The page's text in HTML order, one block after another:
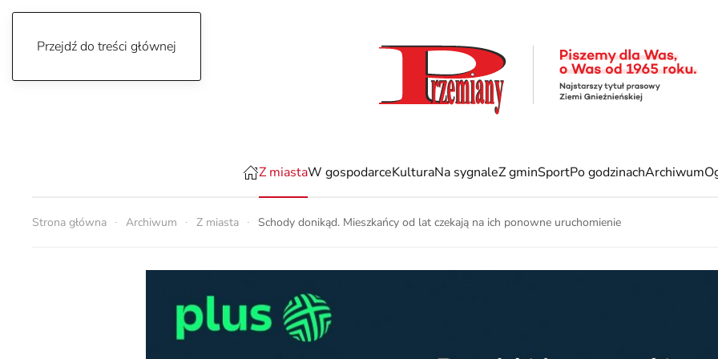
Przejdź do treści głównej
Z miastaW gospodarceKulturaNa sygnaleZ gminSportPo godzinachArchiwum
Strona główna Archiwum Z miasta Schody donikąd. Mieszkańcy od lat czekają na ich ponowne uruchomienie